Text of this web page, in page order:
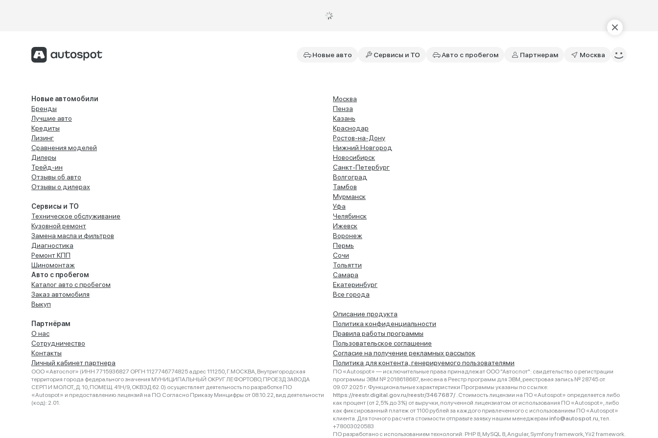
Новые авто Сервисы и ТО Авто с пробегом Партнерам Москва
Новые автомобили
Бренды
Лучшие авто
Кредиты
Лизинг
Сравнения моделей
Дилеры
Трейд-ин
Отзывы об авто
Отзывы о дилерах
Сервисы и ТО
Техническое обслуживание
Кузовной ремонт
Замена масла и фильтров
Диагностика
Ремонт КПП
Шиномонтаж
Авто с пробегом
Каталог авто с пробегом
Заказ автомобиля
Выкуп
Партнёрам
О нас
Сотрудничество
Контакты
Личный кабинет партнера
Москва
Пенза
Казань
Краснодар
Ростов-на-Дону
Нижний Новгород
Новосибирск
Санкт-Петербург
Волгоград
Тамбов
Мурманск
Уфа
Челябинск
Ижевск
Воронеж
Пермь
Сочи
Тольятти
Самара
Екатеринбург
Все города
Описание продукта
Политика конфиденциальности
Правила работы программы
Пользовательское соглашение
Согласие на получение рекламных рассылок
Политика для контента, генерируемого пользователями
ООО «Автоспот» (ИНН 7715936827 ОРГН 1127746774825 адрес 111250, Г.МОСКВА, Внутригородская
территория города федерального значения МУНИЦИПАЛЬНЫЙ ОКРУГ ЛЕФОРТОВО, ПРОЕЗД ЗАВОДА
СЕРП И МОЛОТ, Д. 10, ПОМЕЩ. 41Н/9, ОКВЭД 62.0) осуществляет деятельность по разработке ПО
«Autospot» и предоставлению лицензий на ПО. Согласно Приказу Минцифры от 08.10.22, вид деятельности
(код): 2.01.
ПО «Autospot» — исключительные права принадлежат ООО "Автоспот": свидетельство о регистрации
программы ЭВМ № 2018618687, внесена в Реестр программ для ЭВМ, реестровая запись № 28745 от
09.07.2025 г. Функциональные характеристики Программы указаны по ссылке:
https://reestr.digital.gov.ru/reestr/3467687/ . Стоимость лицензии на ПО «Autospot» определяется либо
как процент (от 2,5% до 3%) от выручки, полученной лицензиатом от использования ПО «Autospot», либо
как фиксированный платеж от 1100 рублей за каждого привлеченного с использованием ПО «Autospot»
клиента. Для точного расчета стоимости отправьте заявку нашим менеджерам info@autospot.ru, тел.
+78003020583
ПО разработано с использованием технологий: PHP 8, MySQL 8, Angular, Symfony framework, Yii2 framework.